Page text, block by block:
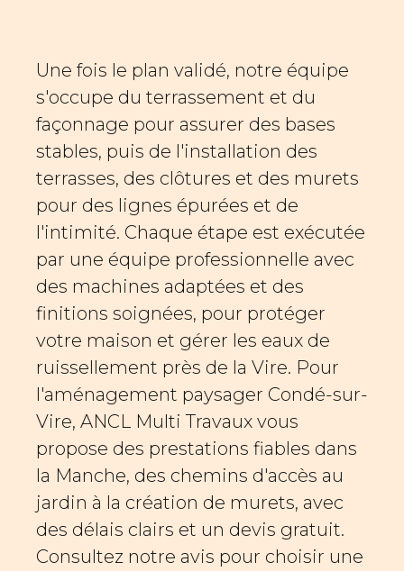
Une fois le plan validé, notre équipe
s'occupe du terrassement et du
façonnage pour assurer des bases
stables, puis de l'installation des
terrasses, des clôtures et des murets
pour des lignes épurées et de
l'intimité. Chaque étape est exécutée
par une équipe professionnelle avec
des machines adaptées et des
finitions soignées, pour protéger
votre maison et gérer les eaux de
ruissellement près de la Vire. Pour
l'aménagement paysager Condé-sur-
Vire, ANCL Multi Travaux vous
propose des prestations fiables dans
la Manche, des chemins d'accès au
jardin à la création de murets, avec
des délais clairs et un devis gratuit.
Consultez notre avis pour choisir une